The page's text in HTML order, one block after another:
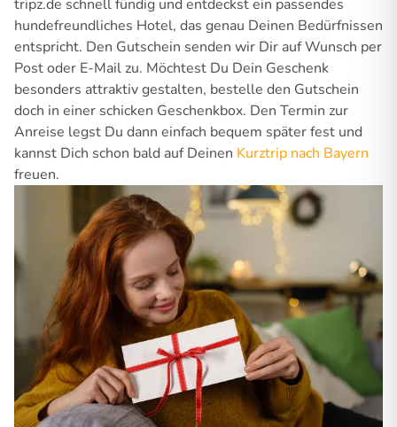
tripz.de schnell fündig und entdeckst ein passendes
hundefreundliches Hotel, das genau Deinen Bedürfnissen
entspricht. Den Gutschein senden wir Dir auf Wunsch per
Post oder E-Mail zu. Möchtest Du Dein Geschenk
besonders attraktiv gestalten, bestelle den Gutschein
doch in einer schicken Geschenkbox. Den Termin zur
Anreise legst Du dann einfach bequem später fest und
kannst Dich schon bald auf Deinen Kurztrip nach Bayern
freuen.